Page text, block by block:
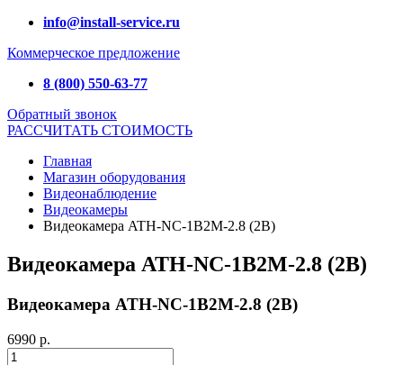
info@install-service.ru
Коммерческое предложение
8 (800) 550-63-77
Обратный звонок
РАССЧИТАТЬ СТОИМОСТЬ
Главная
Магазин оборудования
Видеонаблюдение
Видеокамеры
Видеокамера ATH-NC-1B2M-2.8 (2B)
Видеокамера ATH-NC-1B2M-2.8 (2B)
Видеокамера ATH-NC-1B2M-2.8 (2B)
6990 р.